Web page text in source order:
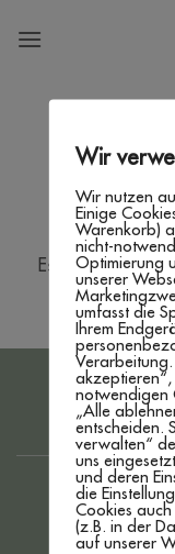
Inhalt
Es wurden keine
IMPRESSUM
www.floom-
Wir
Wir nutzen
Einige
Warenkorb)
nicht-
Optimierung
unserer
umfasst die
Ihrem
notwendigen
„Alle
entscheiden.
verwalten“
uns
und deren
die
Cookies
(z.B. in der
auf unserer